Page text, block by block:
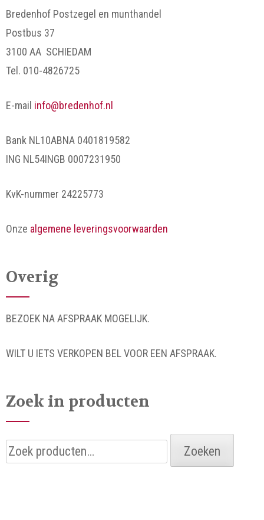
Bredenhof Postzegel en munthandel
Postbus 37
3100 AA SCHIEDAM
Tel. 010-4826725
E-mail info@bredenhof.nl
Bank NL10ABNA 0401819582
ING NL54INGB 0007231950
KvK-nummer 24225773
Onze algemene leveringsvoorwaarden
Overig
BEZOEK NA AFSPRAAK MOGELIJK.
WILT U IETS VERKOPEN BEL VOOR EEN AFSPRAAK.
Zoek in producten
Zoeken
naar:
Zoeken